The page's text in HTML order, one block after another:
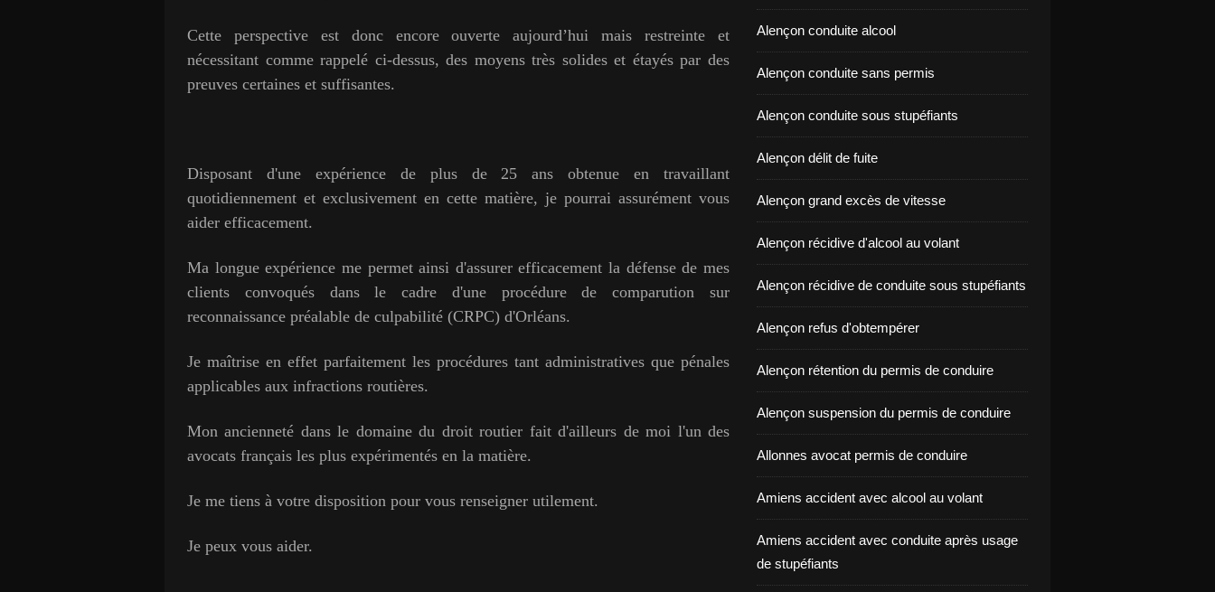
Cette perspective est donc encore ouverte aujourd’hui mais restreinte et
nécessitant comme rappelé ci-dessus, des moyens très solides et étayés par des
preuves certaines et suffisantes.
Disposant d'une expérience de plus de 25 ans obtenue en travaillant
quotidiennement et exclusivement en cette matière, je pourrai assurément vous
aider efficacement.
Ma longue expérience me permet ainsi d'assurer efficacement la défense de mes
clients convoqués dans le cadre d'une procédure de comparution sur
reconnaissance préalable de culpabilité (CRPC) d'Orléans.
Je maîtrise en effet parfaitement les procédures tant administratives que pénales
applicables aux infractions routières.
Mon ancienneté dans le domaine du droit routier fait d'ailleurs de moi l'un des
avocats français les plus expérimentés en la matière.
Je me tiens à votre disposition pour vous renseigner utilement.
Je peux vous aider.
Alençon conduite alcool
​​​​​​​Alençon conduite sans permis
Alençon conduite sous stupéfiants
Alençon délit de fuite
Alençon grand excès de vitesse
Alençon récidive d'alcool au volant
Alençon récidive de conduite sous stupéfiants
Alençon refus d'obtempérer
Alençon rétention du permis de conduire
Alençon suspension du permis de conduire
Allonnes avocat permis de conduire
Amiens accident avec alcool au volant
Amiens accident avec conduite après usage
de stupéfiants